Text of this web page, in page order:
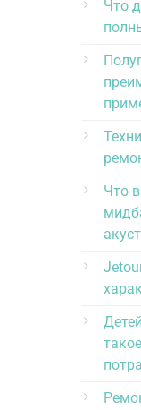
Что
Что